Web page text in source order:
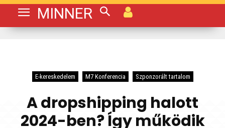
MINNER
E-kereskedelem M7 Konferencia Szponzorált tartalom
A dropshipping halott
2024-ben? Így működik